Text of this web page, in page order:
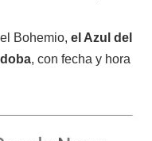
Bohemio, el Azul del
, con fecha y hora